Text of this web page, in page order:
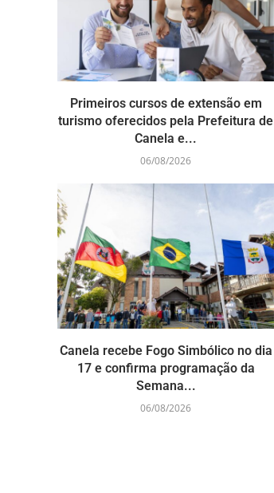
Primeiros cursos de extensão em
turismo oferecidos pela Prefeitura de
Canela e...
06/08/2026
Canela recebe Fogo Simbólico no dia
17 e confirma programação da
Semana...
06/08/2026